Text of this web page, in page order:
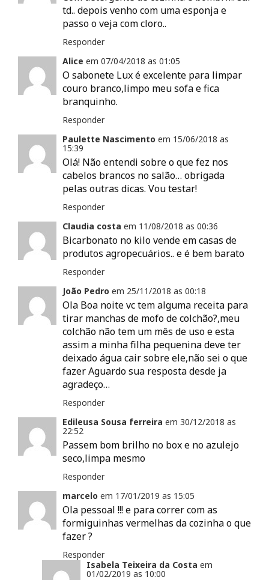
td.. depois venho com uma esponja e
passo o veja com cloro..
Responder
Alice em 07/04/2018 as 01:05
O sabonete Lux é excelente para limpar
couro branco,limpo meu sofa e fica
branquinho.
Responder
Paulette Nascimento em 15/06/2018 as
15:39
Olá! Não entendi sobre o que fez nos
cabelos brancos no salão… obrigada
pelas outras dicas. Vou testar!
Responder
Claudia costa em 11/08/2018 as 00:36
Bicarbonato no kilo vende em casas de
produtos agropecuários.. e é bem barato
Responder
João Pedro em 25/11/2018 as 00:18
Ola Boa noite vc tem alguma receita para
tirar manchas de mofo de colchão?,meu
colchão não tem um mês de uso e esta
assim a minha filha pequenina deve ter
deixado água cair sobre ele,não sei o que
fazer Aguardo sua resposta desde ja
agradeço…
Responder
Edileusa Sousa ferreira em 30/12/2018 as
22:52
Passem bom brilho no box e no azulejo
seco,limpa mesmo
Responder
marcelo em 17/01/2019 as 15:05
Ola pessoal !!! e para correr com as
formiguinhas vermelhas da cozinha o que
fazer ?
Responder
Isabela Teixeira da Costa em
01/02/2019 as 10:00